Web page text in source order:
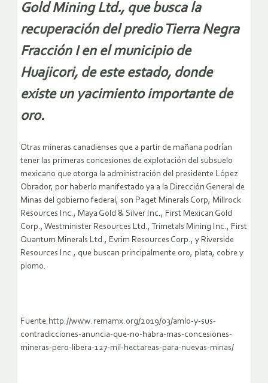
Gold Mining Ltd., que busca la
recuperación del predio Tierra Negra
Fracción I en el municipio de
Huajicori, de este estado, donde
existe un yacimiento importante de
oro.
Otras mineras canadienses que a partir de mañana podrían
tener las primeras concesiones de explotación del subsuelo
mexicano que otorga la administración del presidente López
Obrador, por haberlo manifestado ya a la Dirección General de
Minas del gobierno federal, son Paget Minerals Corp, Millrock
Resources Inc., Maya Gold & Silver Inc., First Mexican Gold
Corp., Westminister Resources Ltd., Trimetals Mining Inc., First
Quantum Minerals Ltd., Evrim Resources Corp., y Riverside
Resources Inc., que buscan principalmente oro, plata, cobre y
plomo.
Fuente:http://www.remamx.org/2019/03/amlo-y-sus-
contradicciones-anuncia-que-no-habra-mas-concesiones-
mineras-pero-libera-127-mil-hectareas-para-nuevas-minas/